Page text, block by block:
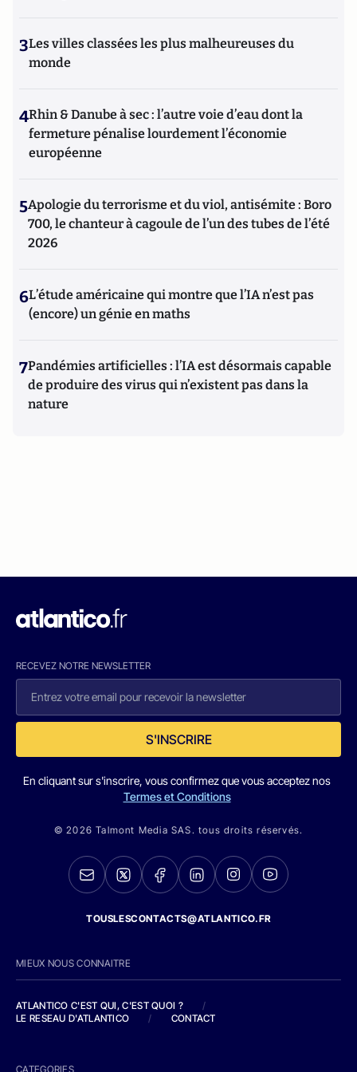
3Les villes classées les plus malheureuses du
monde
4Rhin & Danube à sec : l’autre voie d’eau dont la
fermeture pénalise lourdement l’économie
européenne
5Apologie du terrorisme et du viol, antisémite : Boro
700, le chanteur à cagoule de l’un des tubes de l’été
2026
6L’étude américaine qui montre que l’IA n’est pas
(encore) un génie en maths
7Pandémies artificielles : l’IA est désormais capable
de produire des virus qui n’existent pas dans la
nature
RECEVEZ NOTRE NEWSLETTER
S'INSCRIRE
En cliquant sur s'inscrire, vous confirmez que vous acceptez nos
Termes et Conditions
© 2026 Talmont Media SAS. tous droits réservés.
TOUSLESCONTACTS@ATLANTICO.FR
MIEUX NOUS CONNAITRE
ATLANTICO C'EST QUI, C'EST QUOI ?
/
LE RESEAU D'ATLANTICO
/ CONTACT
CATEGORIES